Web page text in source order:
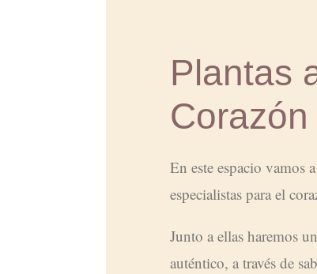
Plantas
Corazón
En este espacio vamos
especialistas para el
Junto a ellas haremos
auténtico, a través de